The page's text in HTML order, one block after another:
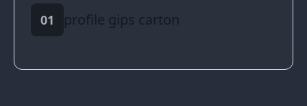
01 profile gips carton